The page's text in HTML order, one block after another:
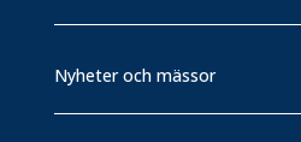
Nyheter och mässor